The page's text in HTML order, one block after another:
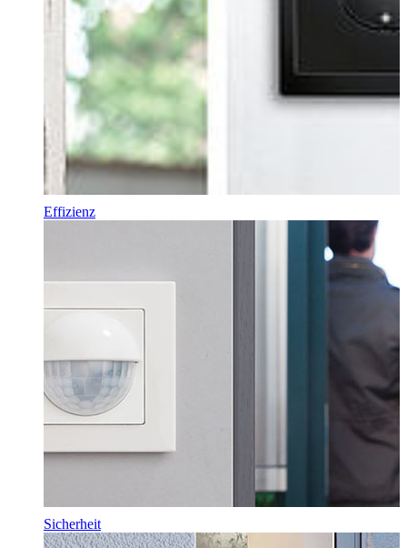
Effizienz
Sicherheit